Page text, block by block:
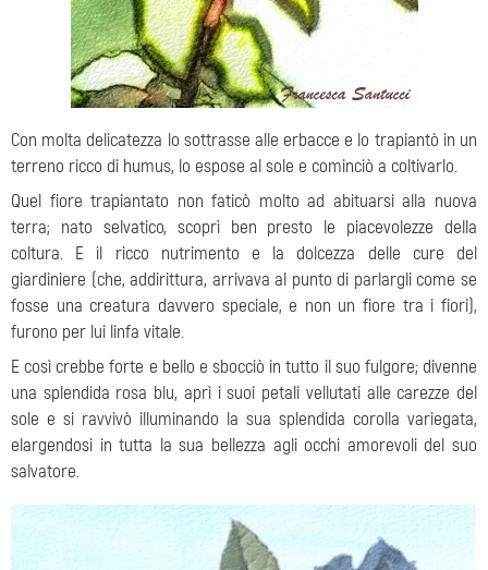
Con molta delicatezza lo sottrasse alle erbacce e lo trapiantò in un
terreno ricco di humus, lo espose al sole e cominciò a coltivarlo.
Quel fiore trapiantato non faticò molto ad abituarsi alla nuova
terra; nato selvatico, scoprì ben presto le piacevolezze della
coltura. E il ricco nutrimento e la dolcezza delle cure del
giardiniere (che, addirittura, arrivava al punto di parlargli come se
fosse una creatura davvero speciale, e non un fiore tra i fiori),
furono per lui linfa vitale.
E così crebbe forte e bello e sbocciò in tutto il suo fulgore; divenne
una splendida rosa blu, aprì i suoi petali vellutati alle carezze del
sole e si ravvivò illuminando la sua splendida corolla variegata,
elargendosi in tutta la sua bellezza agli occhi amorevoli del suo
salvatore.